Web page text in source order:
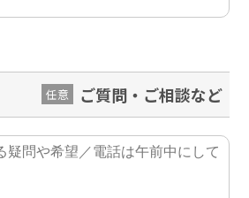
ご質問・ご相談など
任意